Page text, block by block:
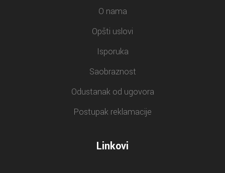
O nama
Opšti uslovi
Isporuka
Saobraznost
Odustanak od ugovora
Postupak reklamacije
Linkovi